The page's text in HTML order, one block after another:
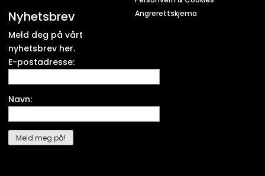
Nyhetsbrev
Meld deg på vårt
nyhetsbrev her.
E-postadresse:
Navn:
Angrerettskjema